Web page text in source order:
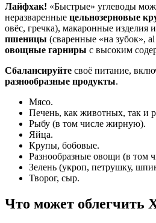
Лайфхак! «Быстрые» углеводы
неразваренные цельнозерновые
овёс, гречка), макаронные изделия
пшеницы (сваренные «на зубок»,
овощные гарниры с высоким
Сбалансируйте своё питание,
разнообразные продукты.
Мясо.
Печень, как животных, так и
Рыбу (в том числе жирную).
Яйца.
Крупы, бобовые.
Разнообразные овощи (в том
Зелень (укроп, петрушку,
Творог, сыр.
Что может облегчить